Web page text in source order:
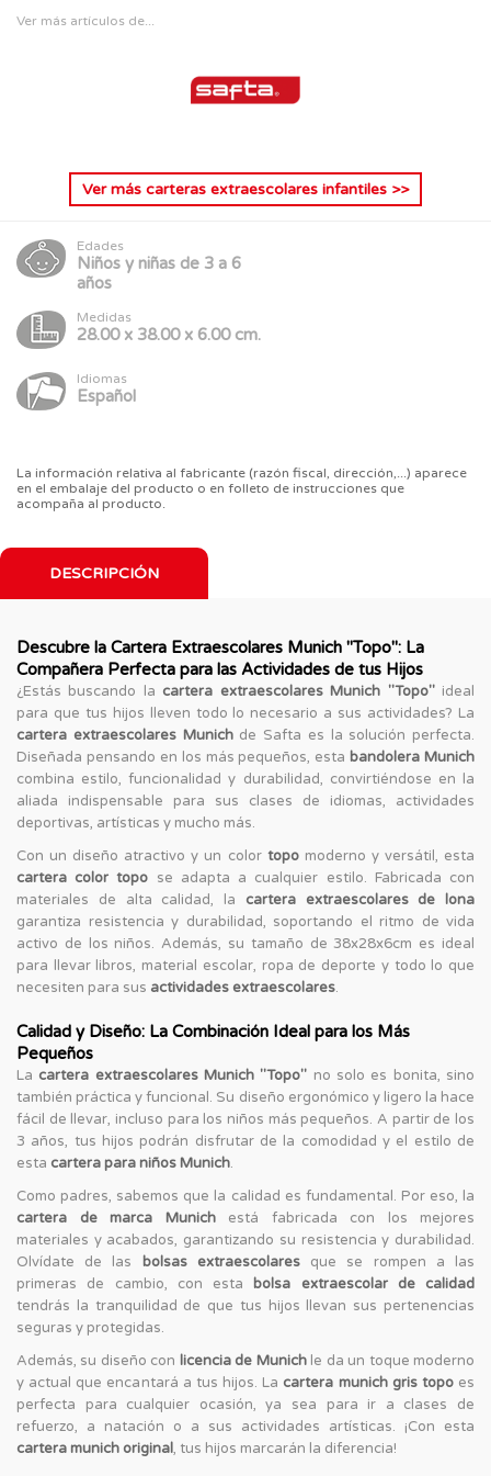
Ver más artículos de...
Ver más carteras extraescolares infantiles >>
Edades
Niños y niñas de 3 a 6
años
Medidas
28.00 x 38.00 x 6.00 cm.
Idiomas
Español
La información relativa al fabricante (razón fiscal, dirección,...) aparece
en el embalaje del producto o en folleto de instrucciones que
acompaña al producto.
DESCRIPCIÓN
Descubre la Cartera Extraescolares Munich "Topo": La
Compañera Perfecta para las Actividades de tus Hijos
¿Estás buscando la cartera extraescolares Munich "Topo"ideal
para que tus hijos lleven todo lo necesario a sus actividades? La
cartera extraescolares Munichde Safta es la solución perfecta.
Diseñada pensando en los más pequeños, estabandolera Munich
combina estilo, funcionalidad y durabilidad, convirtiéndose en la
aliada indispensable para sus clases de idiomas, actividades
deportivas, artísticas y mucho más.
Con un diseño atractivo y un color topomoderno y versátil, esta
cartera color topo se adapta a cualquier estilo. Fabricada con
materiales de alta calidad, la cartera extraescolares de lona
garantiza resistencia y durabilidad, soportando el ritmo de vida
activo de los niños. Además, su tamaño de 38x28x6cm es ideal
para llevar libros, material escolar, ropa de deporte y todo lo que
necesiten para sus actividades extraescolares.
Calidad y Diseño: La Combinación Ideal para los Más
Pequeños
La cartera extraescolares Munich "Topo" no solo es bonita, sino
también práctica y funcional. Su diseño ergonómico y ligero la hace
fácil de llevar, incluso para los niños más pequeños. A partir de los
3 años, tus hijos podrán disfrutar de la comodidad y el estilo de
esta cartera para niños Munich.
Como padres, sabemos que la calidad es fundamental. Por eso, la
cartera de marca Munichestá fabricada con los mejores
materiales y acabados, garantizando su resistencia y durabilidad.
Olvídate de las bolsas extraescolaresque se rompen a las
primeras de cambio, con estabolsa extraescolar de calidad
tendrás la tranquilidad de que tus hijos llevan sus pertenencias
seguras y protegidas.
Además, su diseño con licencia de Munichle da un toque moderno
y actual que encantará a tus hijos. La cartera munich gris topoes
perfecta para cualquier ocasión, ya sea para ir a clases de
refuerzo, a natación o a sus actividades artísticas. ¡Con esta
cartera munich original, tus hijos marcarán la diferencia!